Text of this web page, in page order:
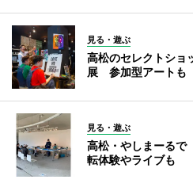
見る・遊ぶ
高松のセレクトショ
展 参加型アートも
見る・遊ぶ
高松・やしまーる
転体験やライブも